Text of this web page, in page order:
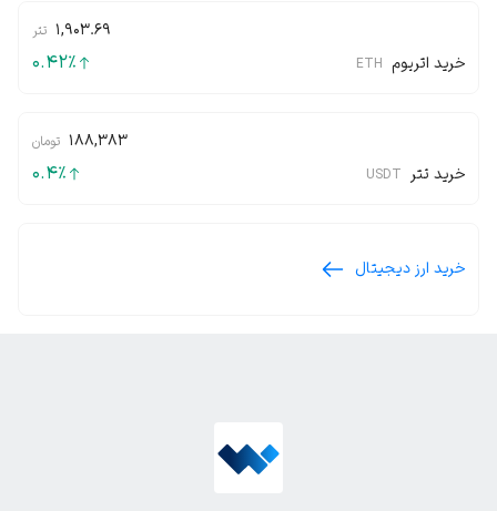
1,903.69 تتر
خرید اتریوم ETH ٪0.42
188,383 تومان
خرید تتر USDT ٪0.4
خرید ارز دیجیتال